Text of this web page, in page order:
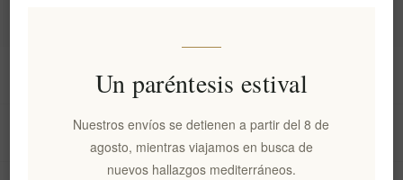
Información
Mi cuenta
Un paréntesis estival
Nuestros envíos se detienen a partir del 8 de
agosto, mientras viajamos en busca de
nuevos hallazgos mediterráneos.